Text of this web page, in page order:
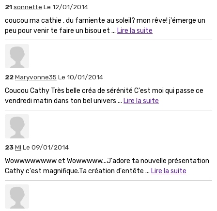
21sonnette Le 12/01/2014
coucou ma cathie , du farniente au soleil? mon rêve! j'émerge un
peu pour venir te faire un bisou et ... Lire la suite
22Maryvonne35 Le 10/01/2014
Coucou Cathy Très belle créa de sérénité C'est moi qui passe ce
vendredi matin dans ton bel univers ... Lire la suite
23Mi Le 09/01/2014
Wowwwwwwww et Wowwwww...J'adore ta nouvelle présentation
Cathy c'est magnifique.Ta création d'entête ... Lire la suite